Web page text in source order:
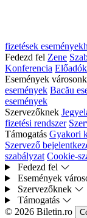
fizetések
Fedezd fel Zene
Konferencia Előadók
Események
események Bacău
események
Szervezőknek
fizetési rendszer
Támogatás Gyakori
Szervező
szabályzat Cookie-
Fedezd fel
Események
Szervezőknek
Támogatás
© 2026 Biletin.ro